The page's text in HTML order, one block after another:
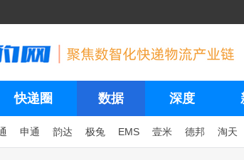
快递圈 数据 深度
申通 韵达 极兔 EMS 壹米 德邦 淘天